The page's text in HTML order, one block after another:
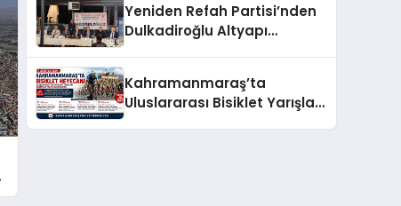
Yeniden Refah Partisi’nden
Dulkadiroğlu Altyapı
Kahramanmaraş’ta
Uluslararası Bisiklet Yarışları